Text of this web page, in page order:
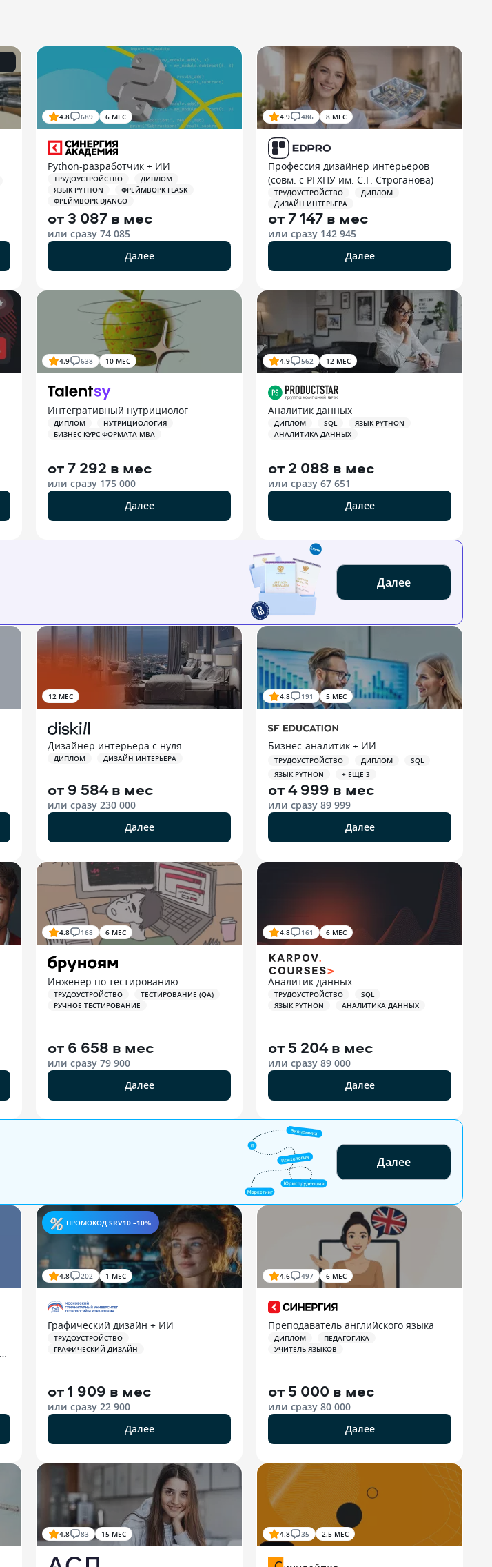
4.8 689 6 МЕС
Python-разработчик + ИИ
ТРУДОУСТРОЙСТВО
ДИПЛОМ
ЯЗЫК PYTHON
ФРЕЙМВОРК FLASK
ФРЕЙМВОРК DJANGO
от 3 087 в мес
или сразу 74 085
Далее
4.9 486 8 МЕС
Профессия дизайнер интерьеров
(совм. с РГХПУ им. С.Г. Строганова)
ТРУДОУСТРОЙСТВО
ДИПЛОМ
ДИЗАЙН ИНТЕРЬЕРА
от7 147 в мес
или сразу 142 945
Далее
4.9 638 10 МЕС
Интегративный нутрициолог
ДИПЛОМ
НУТРИЦИОЛОГИЯ
БИЗНЕС-КУРС ФОРМАТА MBA
от7 292 в мес
или сразу 175 000
Далее
4.9 562 12 МЕС
Аналитик данных
ДИПЛОМ SQL
ЯЗЫК PYTHON
АНАЛИТИКА ДАННЫХ
от 2 088 в мес
или сразу 67 651
Далее
Далее
12 МЕС
Дизайнер интерьера с нуля
ДИПЛОМ ДИЗАЙН ИНТЕРЬЕРА
от 9 584 в мес
или сразу 230 000
Далее
4.8 191 5 МЕС
Бизнес-аналитик + ИИ
ТРУДОУСТРОЙСТВО ДИПЛОМ
SQL
ЯЗЫК PYTHON
+ ЕЩЕ 3
от4 999 в мес
или сразу 89 999
Далее
4.8 168 6 МЕС
Инженер по тестированию
ТРУДОУСТРОЙСТВО
ТЕСТИРОВАНИЕ (QA)
РУЧНОЕ ТЕСТИРОВАНИЕ
от 6 658 в мес
или сразу 79 900
Далее
4.8 161 6 МЕС
Аналитик данных
ТРУДОУСТРОЙСТВО
SQL
ЯЗЫК PYTHON
АНАЛИТИКА ДАННЫХ
от 5 204 в мес
или сразу 89 000
Далее
Далее
ПРОМОКОД SRV10 –10%
4.8 202 1 МЕС
Графический дизайн + ИИ
ТРУДОУСТРОЙСТВО
ГРАФИЧЕСКИЙ ДИЗАЙН
от 1 909 в мес
или сразу 22 900
Далее
4.6 497 6 МЕС
Преподаватель английского языка
ДИПЛОМ
ПЕДАГОГИКА
УЧИТЕЛЬ ЯЗЫКОВ
от 5 000 в мес
или сразу 80 000
Далее
4.8 83 15 МЕС 4.8 35 2.5 МЕС